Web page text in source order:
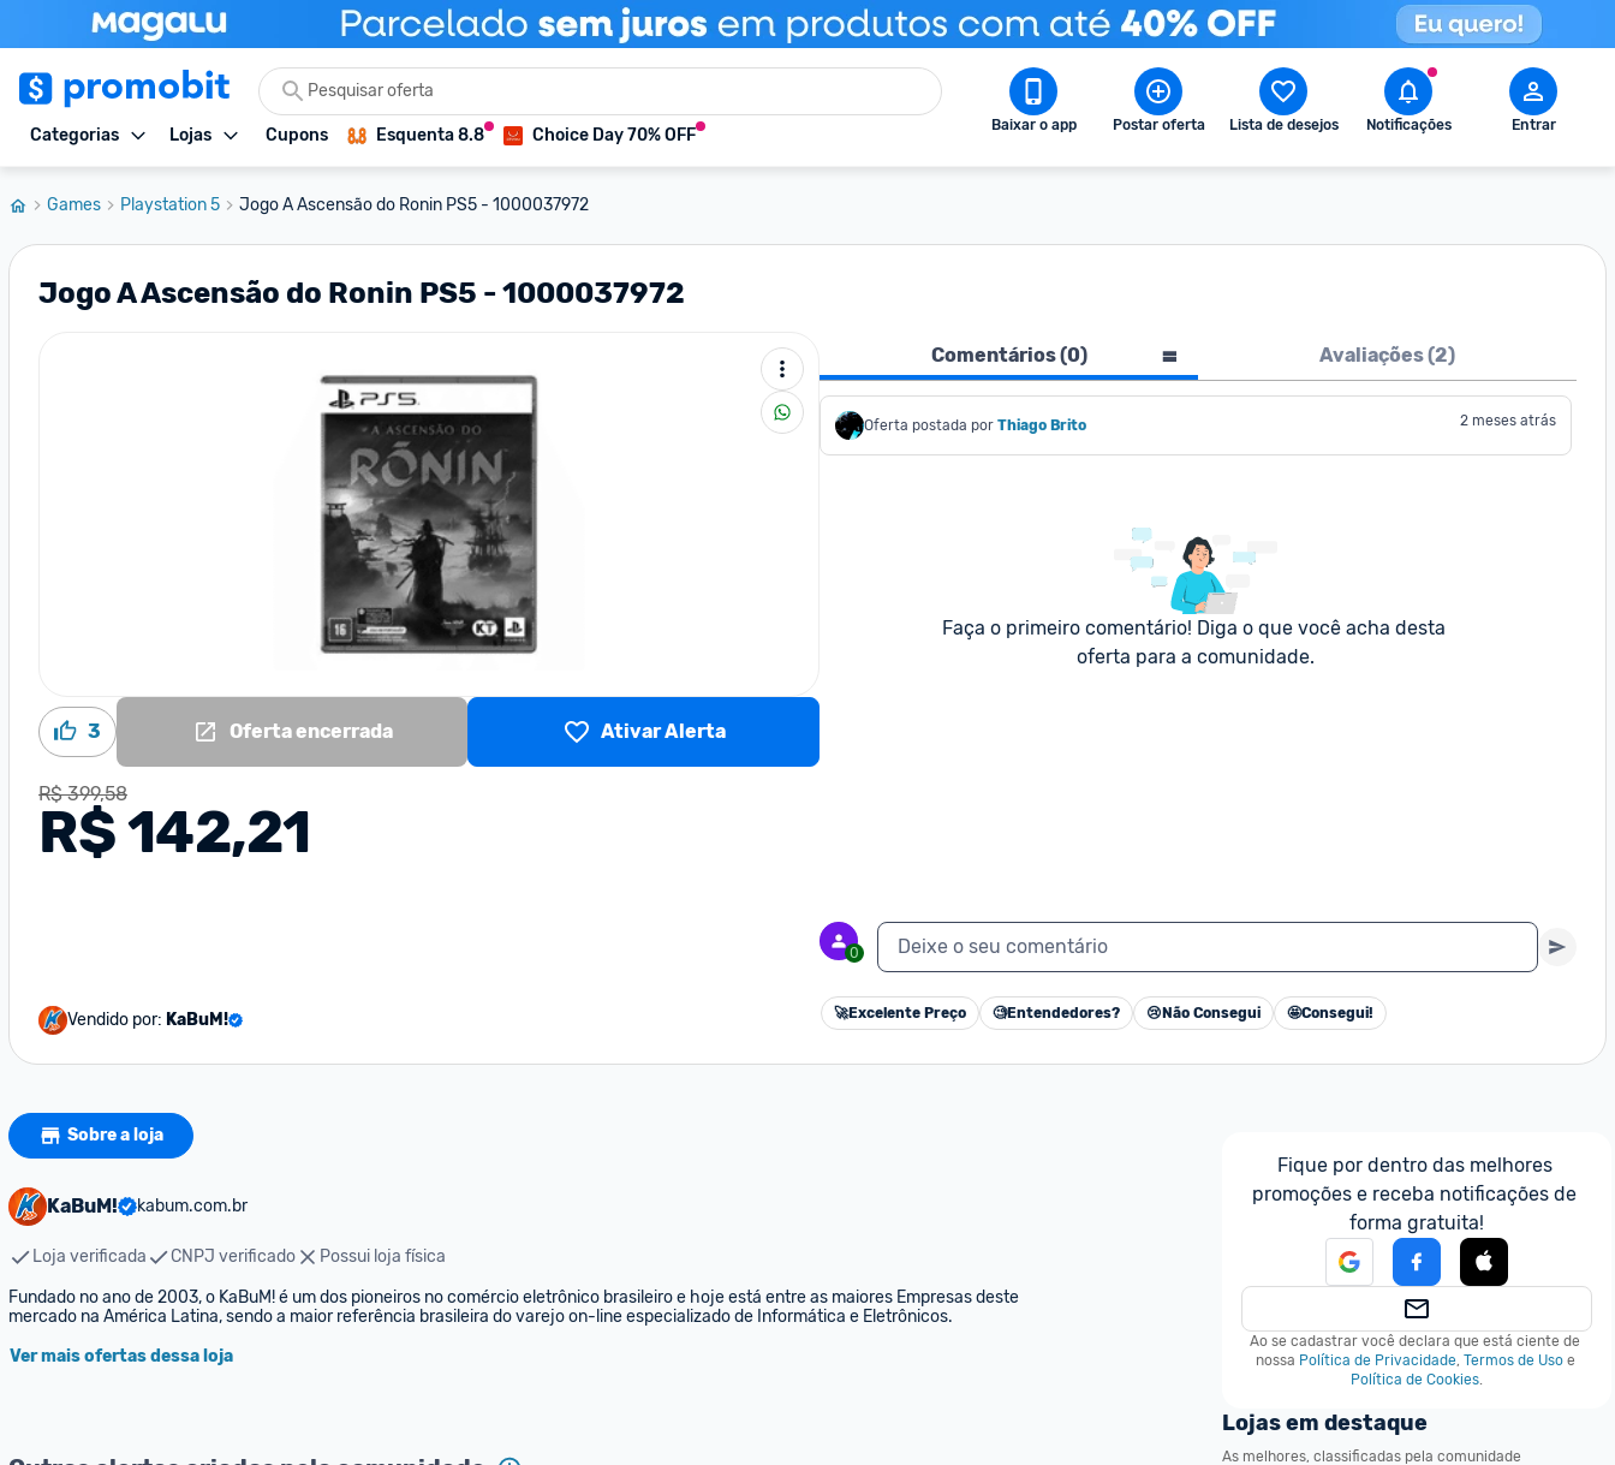
Categorias Lojas Cupons Esquenta 8.8 Choice Day 70% OFF Baixar o app Postar oferta Lista de desejos Notificações Entrar
Games Playstation 5 Jogo A Ascensão do Ronin PS5 - 1000037972
Jogo A Ascensão do Ronin PS5 - 1000037972
3 Oferta encerrada Ativar Alerta
R$ 399,58
R$ 142,21
Vendido por: KaBuM!
Comentários (0) Avaliações (2)
Oferta postada por Thiago Brito 2 meses atrás
Faça o primeiro comentário! Diga o que você acha desta
oferta para a comunidade.
0 Deixe o seu comentário
🚀Excelente Preço 🧐Entendedores? 😢 Não Consegui 🤩Consegui!
Sobre a loja
KaBuM! kabum.com.br
Loja verificada CNPJ verificado
Possui loja física
Fundado no ano de 2003, o KaBuM! é um dos pioneiros no comércio eletrônico brasileiro e hoje está entre as maiores Empresas deste
mercado na América Latina, sendo a maior referência brasileira do varejo on-line especializado de Informática e Eletrônicos.
Ver mais ofertas dessa loja
Fique por dentro das melhores
promoções e receba notificações de
forma gratuita!
Ao se cadastrar você declara que está ciente de
nossa Política de Privacidade, Termos de Uso e
Política de Cookies.
Lojas em destaque
As melhores, classificadas pela comunidade